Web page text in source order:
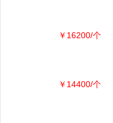
￥16200/个
￥14400/个